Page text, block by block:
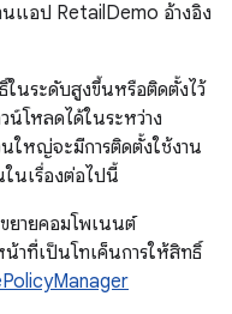
นแอป RetailDemo อ้างอิง
นระดับสูงขึ้นหรือติดตั้งไว้
น์โหลดได้ในระหว่าง
นใหญ่จะมีการติดตั้งใช้งาน
นเรื่องต่อไปนี้
ยายคอมโพเนนต์
น้าที่เป็นโทเค็นการให้สิทธิ์